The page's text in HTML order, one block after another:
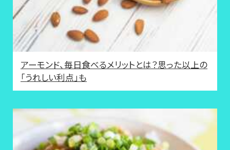
アーモンド、毎日食べるメリットとは？思った以上の
「うれしい利点」も